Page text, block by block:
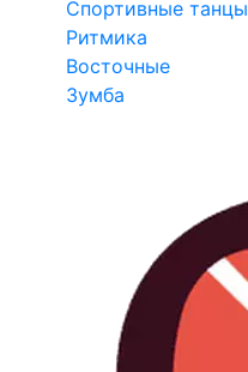
Спортивные танцы
Ритмика
Восточные
Зумба